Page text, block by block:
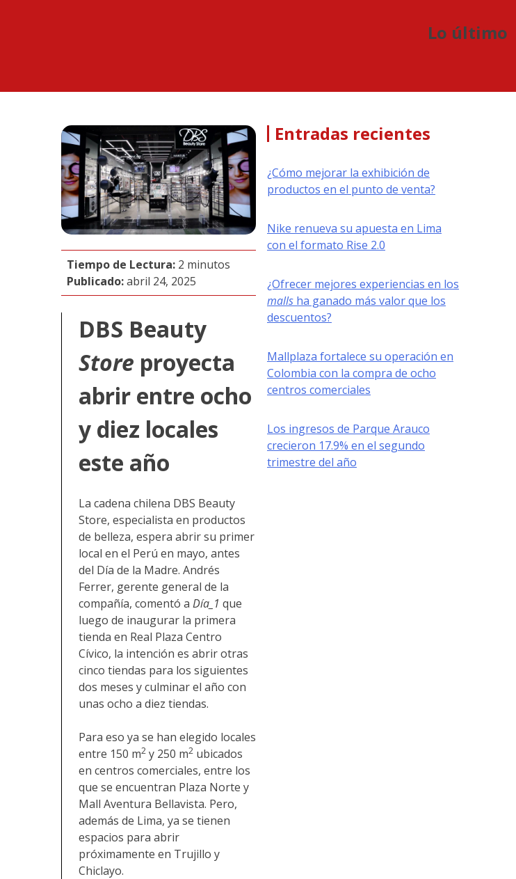
Lo último
Tiempo de Lectura: 2 minutos
Publicado:abril 24, 2025
DBS Beauty
Store proyecta
abrir entre ocho
y diez locales
este año
La cadena chilena DBS Beauty
Store, especialista en productos
de belleza, espera abrir su primer
local en el Perú en mayo, antes
del Día de la Madre. Andrés
Ferrer, gerente general de la
compañía, comentó a Día_1 que
luego de inaugurar la primera
tienda en Real Plaza Centro
Cívico, la intención es abrir otras
cinco tiendas para los siguientes
dos meses y culminar el año con
unas ocho a diez tiendas.
Para eso ya se han elegido locales
entre 150 m2 y 250 m2 ubicados
en centros comerciales, entre los
que se encuentran Plaza Norte y
Mall Aventura Bellavista. Pero,
además de Lima, ya se tienen
espacios para abrir
próximamente en Trujillo y
Chiclayo.
Entradas recientes
¿Cómo mejorar la exhibición de
productos en el punto de venta?
Nike renueva su apuesta en Lima
con el formato Rise 2.0
¿Ofrecer mejores experiencias en los
malls ha ganado más valor que los
descuentos?
Mallplaza fortalece su operación en
Colombia con la compra de ocho
centros comerciales
Los ingresos de Parque Arauco
crecieron 17.9% en el segundo
trimestre del año